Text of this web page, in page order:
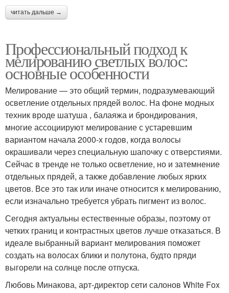
читать дальше →
Профессиональный подход к
мелированию светлых волос:
основные особенности
Мелирование — это общий термин, подразумевающий
осветление отдельных прядей волос. На фоне модных
техник вроде шатуша , балаяжа и брондирования,
многие ассоциируют мелирование с устаревшим
вариантом начала 2000-х годов, когда волосы
окрашивали через специальную шапочку с отверстиями.
Сейчас в тренде не только осветление, но и затемнение
отдельных прядей, а также добавление любых ярких
цветов. Все это так или иначе относится к мелированию,
если изначально требуется убрать пигмент из волос.
Сегодня актуальны естественные образы, поэтому от
четких границ и контрастных цветов лучше отказаться. В
идеале выбранный вариант мелирования поможет
создать на волосах блики и полутона, будто пряди
выгорели на солнце после отпуска.
Любовь Минакова, арт-директор сети салонов White Fox